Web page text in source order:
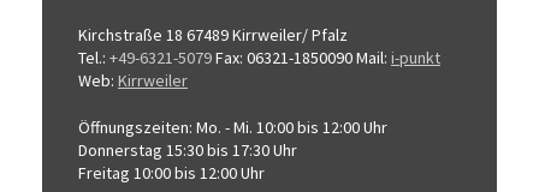
Kirchstraße 18 67489 Kirrweiler/ Pfalz
Tel.: +49-6321-5079Fax: 06321-1850090Mail: i-punkt
Web: Kirrweiler
Öffnungszeiten: Mo. - Mi. 10:00 bis 12:00 Uhr
Donnerstag 15:30 bis 17:30 Uhr
Freitag 10:00 bis 12:00 Uhr